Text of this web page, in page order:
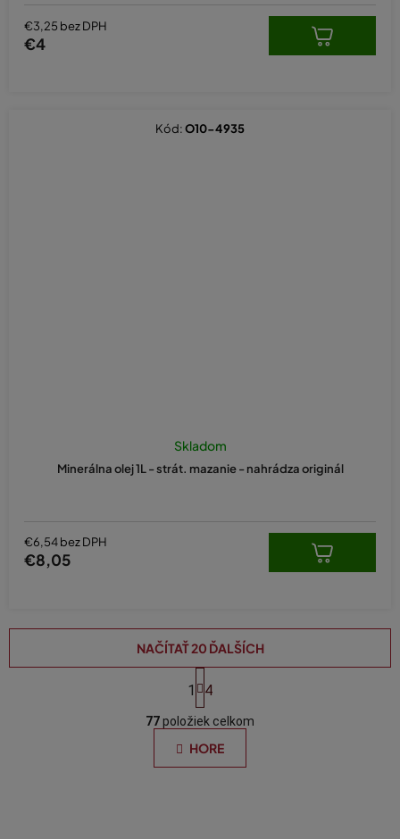
€3,25 bez DPH
€4
Minerálna olej 1L - strát. mazanie - nahrádza originál
Skladom
€6,54 bez DPH
€8,05
Kód:O10-4935
O
v
l
á
NAČÍTAŤ 20 ĎALŠÍCH
S
t
r
á
n
k
o
1 4
77položiek celkom
HORE